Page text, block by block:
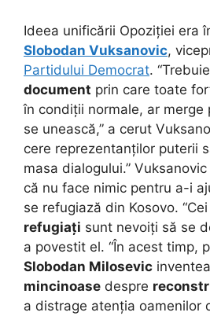
Ideea unificării Opoziției era
Slobodan Vuksanovic,
Partidului Democrat.
document prin care toate
în condiții normale, ar merge
se unească,” a cerut
cere reprezentanților puterii
masa dialogului.”
că nu face nimic pentru a-i
se refugiază din Kosovo.
refugiați sunt nevoiți să se
a povestit el. “În acest timp,
Slobodan Milosevic
mincinoase despre
a distrage atenția oamenilor